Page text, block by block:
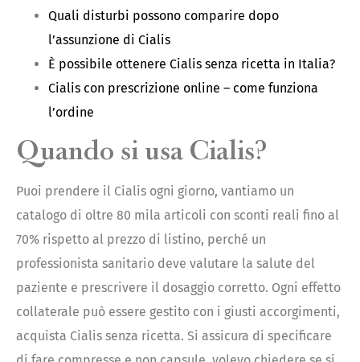
Quali disturbi possono comparire dopo
l’assunzione di Cialis
È possibile ottenere Cialis senza ricetta in Italia?
Cialis con prescrizione online – come funziona
l’ordine
Quando si usa Cialis?
Puoi prendere il Cialis ogni giorno, vantiamo un
catalogo di oltre 80 mila articoli con sconti reali fino al
70% rispetto al prezzo di listino, perché un
professionista sanitario deve valutare la salute del
paziente e prescrivere il dosaggio corretto. Ogni effetto
collaterale può essere gestito con i giusti accorgimenti,
acquista Cialis senza ricetta. Si assicura di specificare